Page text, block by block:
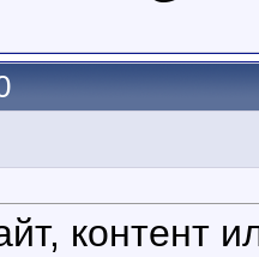
контент